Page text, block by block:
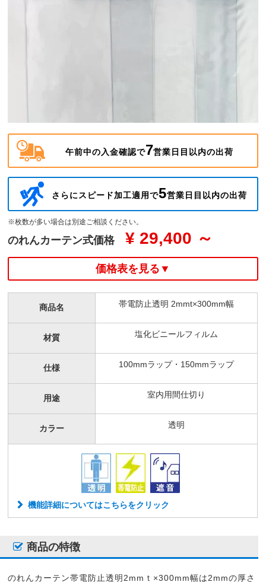
午前中の入金確認で7営業日目以内の出荷
さらにスピード加工適用で5営業日目以内の出荷
※枚数が多い場合は別途ご相談ください。
のれんカーテン式価格 ¥ 29,400 ～
価格表を見る▼
商品名 帯電防止透明 2mmt×300mm幅
材質 塩化ビニールフィルム
仕様 100mmラップ・150mmラップ
用途 室内用間仕切り
カラー 透明
機能詳細についてはこちらをクリック
商品の特徴
のれんカーテン帯電防止透明2mmｔ×300mm幅は2mmの厚さ